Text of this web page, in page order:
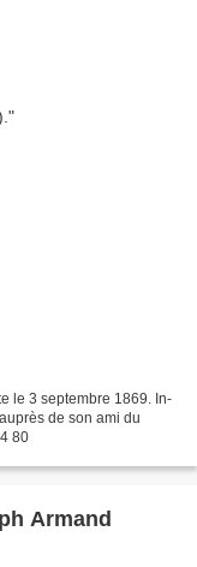
le 3 septembre 1869. In-
de son ami du
80
Armand